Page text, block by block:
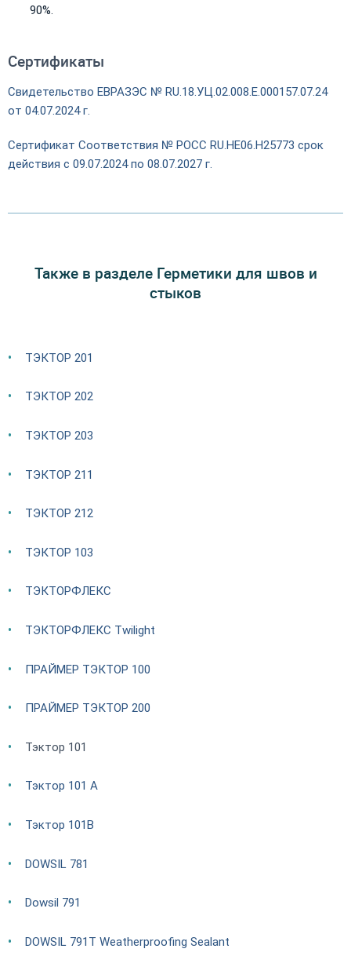
90%.
Сертификаты
Свидетельство ЕВРАЗЭС № RU.18.УЦ.02.008.Е.000157.07.24
от 04.07.2024 г.
Сертификат Соответствия № PОСС RU.НЕ06.Н25773 срок
действия с 09.07.2024 по 08.07.2027 г.
Также в разделе Герметики для швов и
стыков
ТЭКТОР 201
ТЭКТОР 202
ТЭКТОР 203
ТЭКТОР 211
ТЭКТОР 212
ТЭКТОР 103
ТЭКТОРФЛЕКС
ТЭКТОРФЛЕКС Twilight
ПРАЙМЕР ТЭКТОР 100
ПРАЙМЕР ТЭКТОР 200
Тэктор 101
Тэктор 101 А
Тэктор 101В
DOWSIL 781
Dowsil 791
DOWSIL 791T Weatherproofing Sealant